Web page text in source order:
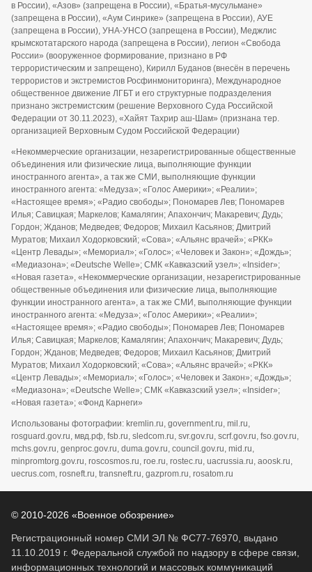
в России), «Азов» (запрещена в России), «Братья-мусульмане»
(запрещена в России), «Аум Синрике» (запрещена в России), АУЕ
(запрещена в России), УНА-УНСО (запрещена в России), Меджлис
крымскотатарского народа (запрещена в России), легион «Свобода
России» (вооруженное формирование, признано в РФ
террористическим и запрещено), Кирилл Буданов (внесён в перечень
террористов и экстремистов Росфинмониторинга), Международное
общественное движение ЛГБТ и его структурные подразделения
признано экстремистским (решение Верховного Суда Российской
Федерации от 30.11.2023), «Хайят Тахрир аш-Шам» (признана тер.
организацией Верховным Судом Российской Федерации)
«Некоммерческие организации, незарегистрированные общественные
объединения или физические лица, выполняющие функции
иностранного агента», а так же СМИ, выполняющие функции
иностранного агента: «Медуза»; «Голос Америки»; «Реалии»;
«Настоящее время»; «Радио свободы»; Пономарев Лев; Пономарев
Илья; Савицкая; Маркелов; Камалягин; Апахончич; Макаревич; Дудь;
Гордон; Жданов; Медведев; Федоров; Михаил Касьянов; Дмитрий
Муратов; Михаил Ходорковский; «Сова»; «Альянс врачей»; «РКК»
«Центр Левады»; «Мемориал»; «Голос»; «Человек и Закон»; «Дождь»;
«Медиазона»; «Deutsche Welle»; СМК «Кавказский узел»; «Insider»;
«Новая газета», «Некоммерческие организации, незарегистрированные
общественные объединения или физические лица, выполняющие
функции иностранного агента», а так же СМИ, выполняющие функции
иностранного агента: «Медуза»; «Голос Америки»; «Реалии»;
«Настоящее время»; «Радио свободы»; Пономарев Лев; Пономарев
Илья; Савицкая; Маркелов; Камалягин; Апахончич; Макаревич; Дудь;
Гордон; Жданов; Медведев; Федоров; Михаил Касьянов; Дмитрий
Муратов; Михаил Ходорковский; «Сова»; «Альянс врачей»; «РКК»
«Центр Левады»; «Мемориал»; «Голос»; «Человек и Закон»; «Дождь»;
«Медиазона»; «Deutsche Welle»; СМК «Кавказский узел»; «Insider»;
«Новая газета»; «Фонд Карнеги»
Использованы фотографии: kremlin.ru, government.ru, mil.ru,
rosguard.gov.ru, мвд.рф, fsb.ru, sledcom.ru, svr.gov.ru, scrf.gov.ru, fso.gov.ru,
mchs.gov.ru, genproc.gov.ru, duma.gov.ru, council.gov.ru, mid.ru,
minpromtorg.gov.ru, roscosmos.ru, roe.ru, rostec.ru, uacrussia.ru, aoosk.ru,
uecrus.com, rosneft.ru, transneft.ru, gazprom.ru, rosatom.ru
© 2010-2026 «Военное обозрение»
Регистрационный номер СМИ ЭЛ № ФС77-76970, выдано
11.10.2019 г. Федеральной службой по надзору в сфере связи,
информационных технологий и массовых коммуникаций